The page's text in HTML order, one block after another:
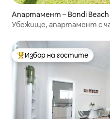
Апартамент – Bondi Beach
Убежище, апартамент с
Най-популярен избор на
Избор на гостите